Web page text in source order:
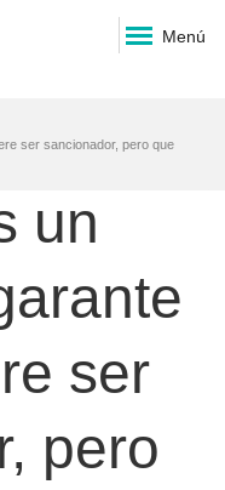
Menú
ser sancionador, pero que
un
ser
pero